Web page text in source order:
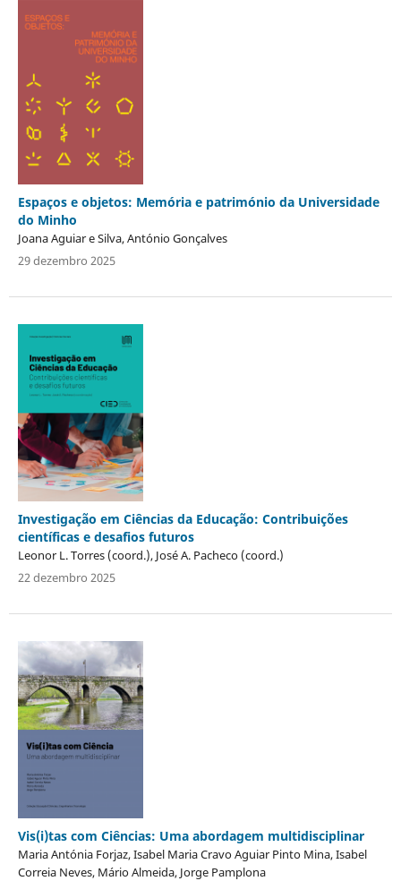
Espaços e objetos: Memória e património da Universidade
do Minho
Joana Aguiar e Silva, António Gonçalves
29 dezembro 2025
Investigação em Ciências da Educação: Contribuições
científicas e desafios futuros
Leonor L. Torres (coord.), José A. Pacheco (coord.)
22 dezembro 2025
Vis(i)tas com Ciências: Uma abordagem multidisciplinar
Maria Antónia Forjaz, Isabel Maria Cravo Aguiar Pinto Mina, Isabel
Correia Neves, Mário Almeida, Jorge Pamplona